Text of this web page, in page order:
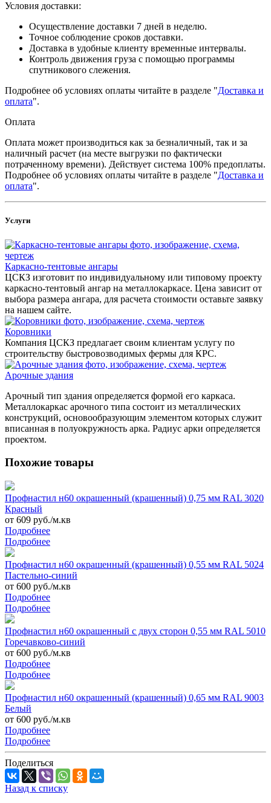
Условия доставки:
Осуществление доставки 7 дней в неделю.
Точное соблюдение сроков доставки.
Доставка в удобные клиенту временные интервалы.
Контроль движения груза с помощью программы
спутникового слежения.
Подробнее об условиях оплаты читайте в разделе "Доставка и
оплата".
Оплата
Оплата может производиться как за безналичный, так и за
наличный расчет (на месте выгрузки по фактически
потраченному времени). Действует система 100% предоплаты.
Подробнее об условиях оплаты читайте в разделе "Доставка и
оплата".
Услуги
Каркасно-тентовые ангары
ЦСКЗ изготовит по индивидуальному или типовому проекту
каркасно-тентовый ангар на металлокаркасе. Цена зависит от
выбора размера ангара, для расчета стоимости оставьте заявку
на нашем сайте.
Коровники
Компания ЦСКЗ предлагает своим клиентам услугу по
строительству быстровозводимых фермы для КРС.
Арочные здания
Арочный тип здания определяется формой его каркаса.
Металлокаркас арочного типа состоит из металлических
конcтрукций, основообразующим элементом которых служит
вписанная в полуокружность арка. Радиус арки определяется
проектом.
Похожие товары
Профнастил н60 окрашенный (крашенный) 0,75 мм RAL 3020
Красный
от 609 руб./м.кв
Подробнее
Подробнее
Профнастил н60 окрашенный (крашенный) 0,55 мм RAL 5024
Пастельно-синий
от 600 руб./м.кв
Подробнее
Подробнее
Профнастил н60 окрашенный с двух сторон 0,55 мм RAL 5010
Горечавково-синий
от 600 руб./м.кв
Подробнее
Подробнее
Профнастил н60 окрашенный (крашенный) 0,65 мм RAL 9003
Белый
от 600 руб./м.кв
Подробнее
Подробнее
Поделиться
Назад к списку